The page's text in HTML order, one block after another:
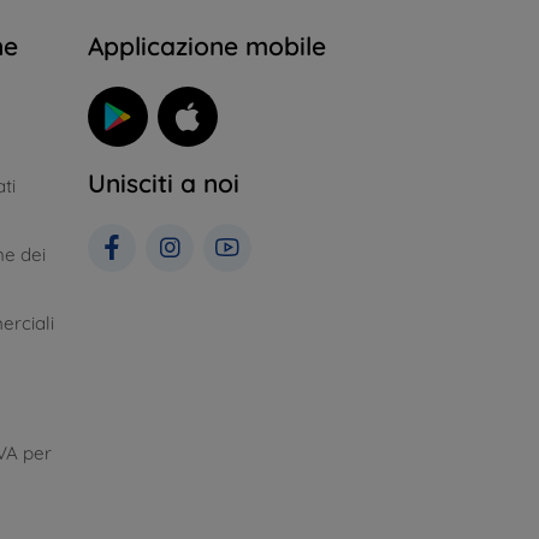
dei
per
Applicazione mobile
Unisciti a noi